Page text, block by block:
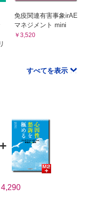
ていませんか?
マッチだ！
免疫関連有害事象irAE
マネジメント mini
￥3,520
すべてを表示
+
4,290